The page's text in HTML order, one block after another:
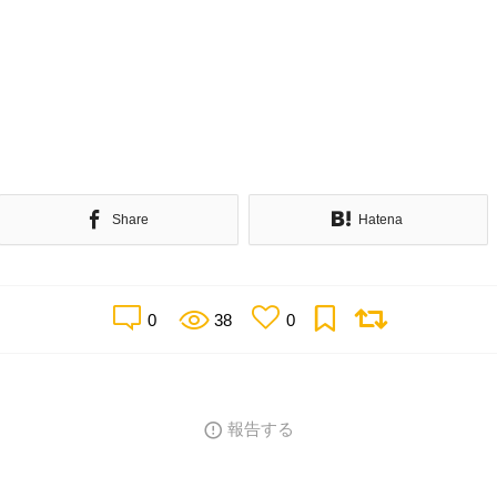
Share Hatena
0 38 0
報告する